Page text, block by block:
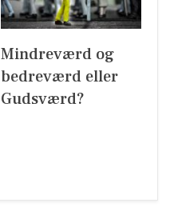
Mindreværd og
bedreværd eller
Gudsværd?